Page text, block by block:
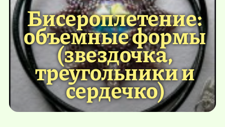
Бисероплетение:
объемные формы
(звездочка,
треугольники и
сердечко)